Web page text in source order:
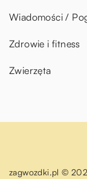
Wiadomości /
Zdrowie i fitness
Zwierzęta
zagwozdki.pl ©